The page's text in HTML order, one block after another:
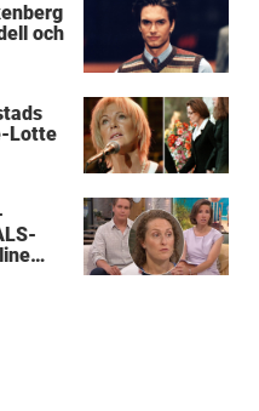
och
Lotte